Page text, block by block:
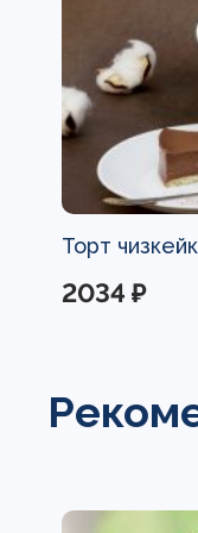
Торт
2034 ₽